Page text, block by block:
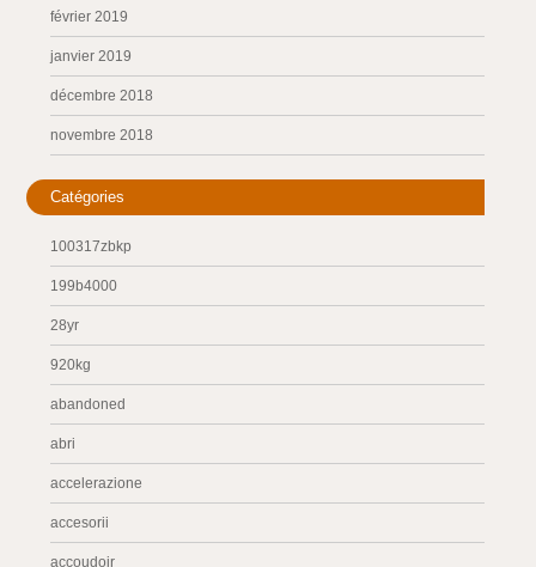
février 2019
janvier 2019
décembre 2018
novembre 2018
Catégories
100317zbkp
199b4000
28yr
920kg
abandoned
abri
accelerazione
accesorii
accoudoir